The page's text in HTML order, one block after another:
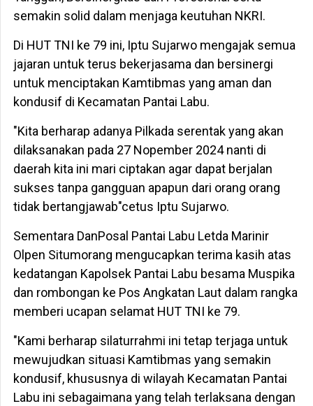
semakin solid dalam menjaga keutuhan NKRI.
Di HUT TNI ke 79 ini, Iptu Sujarwo mengajak semua
jajaran untuk terus bekerjasama dan bersinergi
untuk menciptakan Kamtibmas yang aman dan
kondusif di Kecamatan Pantai Labu.
"Kita berharap adanya Pilkada serentak yang akan
dilaksanakan pada 27 Nopember 2024 nanti di
daerah kita ini mari ciptakan agar dapat berjalan
sukses tanpa gangguan apapun dari orang orang
tidak bertangjawab"cetus Iptu Sujarwo.
Sementara DanPosal Pantai Labu Letda Marinir
Olpen Situmorang mengucapkan terima kasih atas
kedatangan Kapolsek Pantai Labu besama Muspika
dan rombongan ke Pos Angkatan Laut dalam rangka
memberi ucapan selamat HUT TNI ke 79.
"Kami berharap silaturrahmi ini tetap terjaga untuk
mewujudkan situasi Kamtibmas yang semakin
kondusif, khususnya di wilayah Kecamatan Pantai
Labu ini sebagaimana yang telah terlaksana dengan